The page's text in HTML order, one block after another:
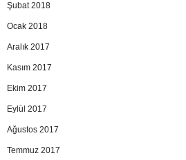
Şubat 2018
Ocak 2018
Aralık 2017
Kasım 2017
Ekim 2017
Eylül 2017
Ağustos 2017
Temmuz 2017